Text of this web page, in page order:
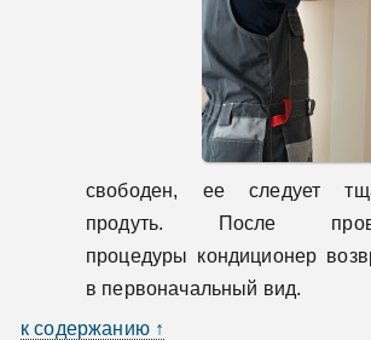
свободен, ее следует
продуть. После
процедуры кондиционер
в первоначальный вид.
к содержанию ↑